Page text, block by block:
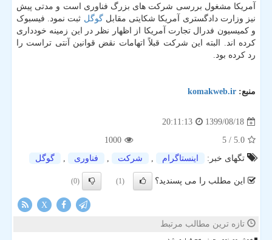
آمریکا مشغول بررسی شرکت های بزرگ فناوری است و مدتی پیش
نیز وزارت دادگستری آمریکا شکایتی مقابلگوگل ثبت نمود. فیسبوک
و کمیسیون فدرال تجارت آمریکا از اظهار نظر در این زمینه خودداری
کرده اند. البته این شرکت قبلاً اتهامات نقض قوانین آنتی تراست را
رد کرده بود.
منبع: komakweb.ir
1399/08/18
20:11:13
5.0
/ 5
1000
تگهای خبر:
اینستاگرام , شركت , فناوری , گوگل
این مطلب را می پسندید؟ (1)
(0)
X
تازه ترین مطالب مرتبط